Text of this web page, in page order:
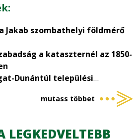
Jakab szombathelyi földmérő
a kataszternél az 1850-
Dunántúl települési
Őriszentpéter és Szalafő
birtokvázlatain
a 19. és a 20. században
a magyar–román
mutass többet
LEGKEDVELTEBB